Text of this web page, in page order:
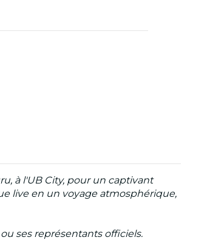
à l'UB City, pour un captivant
live en un voyage atmosphérique,
ses représentants officiels.